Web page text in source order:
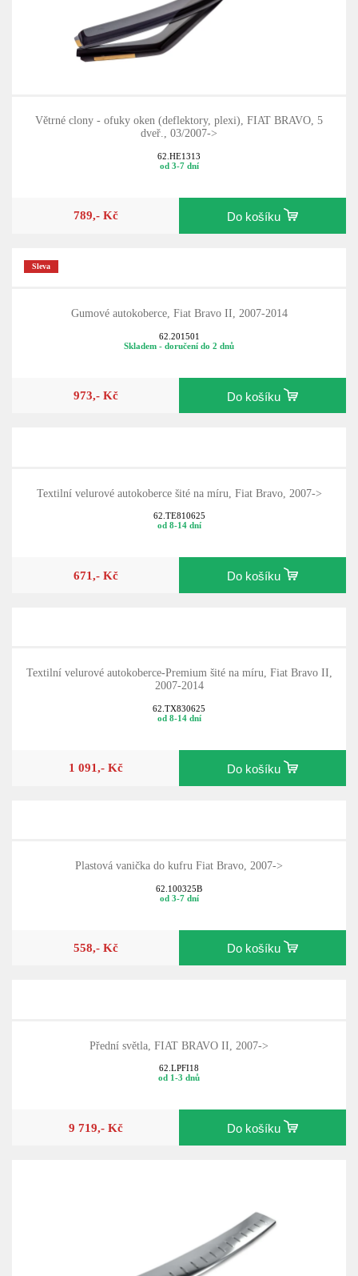
Větrné clony - ofuky oken (deflektory, plexi), FIAT BRAVO, 5
dveř., 03/2007->
62.HE1313
od 3-7 dní
789,- Kč Do košíku
Sleva
Gumové autokoberce, Fiat Bravo II, 2007-2014
62.201501
Skladem - doručení do 2 dnů
973,- Kč Do košíku
Textilní velurové autokoberce šité na míru, Fiat Bravo, 2007->
62.TE810625
od 8-14 dní
671,- Kč Do košíku
Textilní velurové autokoberce-Premium šité na míru, Fiat Bravo II,
2007-2014
62.TX830625
od 8-14 dní
1 091,- Kč Do košíku
Plastová vanička do kufru Fiat Bravo, 2007->
62.100325B
od 3-7 dní
558,- Kč Do košíku
Přední světla, FIAT BRAVO II, 2007->
62.LPFI18
od 1-3 dnů
9 719,- Kč Do košíku